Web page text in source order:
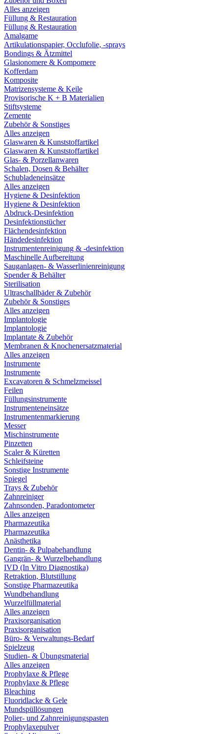
Alles anzeigen
Füllung & Restauration
Füllung & Restauration
Amalgame
Artikulationspapier, Occlufolie, -sprays
Bondings & Ätzmittel
Glasionomere & Kompomere
Kofferdam
Komposite
Matrizensysteme & Keile
Provisorische K + B Materialien
Stiftsysteme
Zemente
Zubehör & Sonstiges
Alles anzeigen
Glaswaren & Kunststoffartikel
Glaswaren & Kunststoffartikel
Glas- & Porzellanwaren
Schalen, Dosen & Behälter
Schubladeneinsätze
Alles anzeigen
Hygiene & Desinfektion
Hygiene & Desinfektion
Abdruck-Desinfektion
Desinfektionstücher
Flächendesinfektion
Händedesinfektion
Instrumentenreinigung & -desinfektion
Maschinelle Aufbereitung
Sauganlagen- & Wasserlinienreinigung
Spender & Behälter
Sterilisation
Ultraschallbäder & Zubehör
Zubehör & Sonstiges
Alles anzeigen
Implantologie
Implantologie
Implantate & Zubehör
Membranen & Knochenersatzmaterial
Alles anzeigen
Instrumente
Instrumente
Excavatoren & Schmelzmeissel
Feilen
Füllungsinstrumente
Instrumenteneinsätze
Instrumentenmarkierung
Messer
Mischinstrumente
Pinzetten
Scaler & Küretten
Schleifsteine
Sonstige Instrumente
Spiegel
Trays & Zubehör
Zahnreiniger
Zahnsonden, Paradontometer
Alles anzeigen
Pharmazeutika
Pharmazeutika
Anästhetika
Dentin- & Pulpabehandlung
Gangrän- & Wurzelbehandlung
IVD (In Vitro Diagnostika)
Retraktion, Blutstillung
Sonstige Pharmazeutika
Wundbehandlung
Wurzelfüllmaterial
Alles anzeigen
Praxisorganisation
Praxisorganisation
Büro- & Verwaltungs-Bedarf
Spielzeug
Studien- & Übungsmaterial
Alles anzeigen
Prophylaxe & Pflege
Prophylaxe & Pflege
Bleaching
Fluoridlacke & Gele
Mundspüllösungen
Polier- und Zahnreinigungspasten
Prophylaxepulver